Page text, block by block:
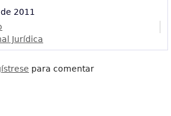
2011
Jurídica
para comentar